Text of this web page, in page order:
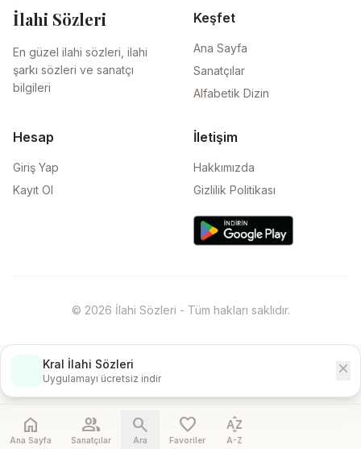
İlahi Sözleri
En güzel ilahi sözleri, ilahi
şarkı sözleri ve sanatçı
bilgileri
Keşfet
Ana Sayfa
Sanatçılar
Alfabetik Dizin
Hesap
Giriş Yap
Kayıt Ol
İletişim
Hakkımızda
Gizlilik Politikası
© 2026 İlahi Sözleri - Tüm hakları saklıdır.
Kral İlahi Sözleri
Uygulamayı ücretsiz indir
close
home
Ana Sayfa
people
Sanatçılar
search
Ara
favorite
Favoriler
sort_by_alpha
A-Z